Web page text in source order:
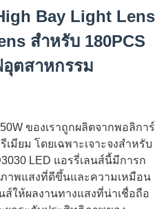
Bay Light Lens
สําหรับ 180PCS
อุตสาหกรรม
ของเราถูกผลิตจากพอลิการ์
มียม โดยเฉพาะเจาะจงสําหรับ
LED แอรรี่เลนส์นี้มีการก
าพแสงที่ดีขึ้นและความเหมือน
ส์ให้ผลงานทางแสงที่น่าเชื่อถือ